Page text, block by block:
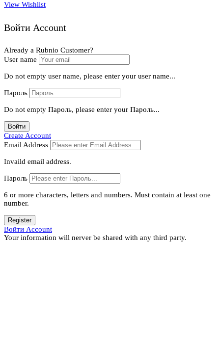
View Wishlist
Войти Account
Already a Rubnio Customer?
User name
Do not empty user name, please enter your user name...
Пароль
Do not empty Пароль, please enter your Пароль...
Войти
Create Account
Email Address
Invaild email address.
Пароль
6 or more characters, letters and numbers. Must contain at least one
number.
Register
Войти Account
Your information will nerver be shared with any third party.